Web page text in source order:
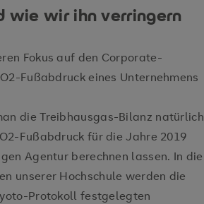
wie wir ihn verringern
Fokus auf den Corporate-
Fußabdruck eines Unternehmens
die Treibhausgas-Bilanz natürlich
Fußabdruck für die Jahre 2019
Agentur berechnen lassen. In die
unserer Hochschule werden die
Protokoll festgelegten